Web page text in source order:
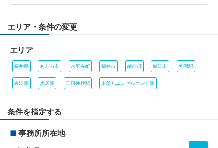
エリア・条件の変更
エリア
福井県 あわら市 永平寺町 福井市 越前町 鯖江市 丸岡駅
春江駅 水居駅 三国神社駅 太郎丸エンゼルランド駅
条件を指定する
■ 事務所所在地